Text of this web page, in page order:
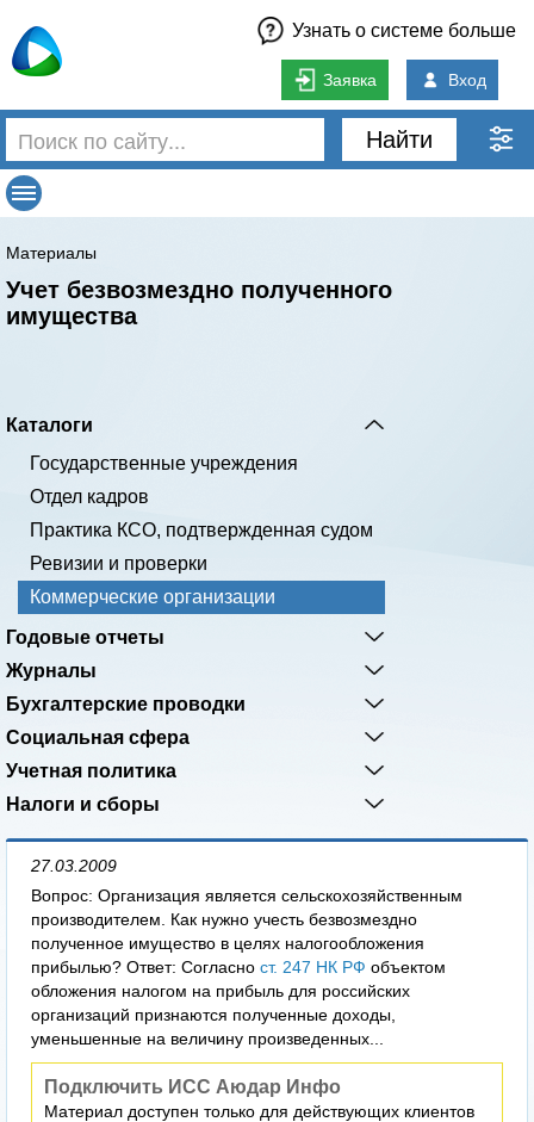
Узнать о системе больше
Заявка Вход
Найти
Материалы
Учет безвозмездно полученного
имущества
Каталоги
Государственные учреждения
Отдел кадров
Практика КСО, подтвержденная судом
Ревизии и проверки
Коммерческие организации
Годовые отчеты
Журналы
Бухгалтерские проводки
Социальная сфера
Учетная политика
Налоги и сборы
27.03.2009
Вопрос: Организация является сельскохозяйственным
производителем. Как нужно учесть безвозмездно
полученное имущество в целях налогообложения
прибылью? Ответ: Согласно ст. 247 НК РФ объектом
обложения налогом на прибыль для российских
организаций признаются полученные доходы,
уменьшенные на величину произведенных...
Подключить ИСС Аюдар Инфо
Материал доступен только для действующих клиентов